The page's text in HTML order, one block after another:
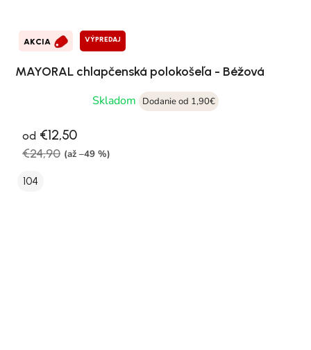
AKCIA VÝPREDAJ
MAYORAL chlapčenská polokošeľa - Béžová
Skladom
Dodanie od 1,90€
od €12,50
€24,90 (až –49 %)
104